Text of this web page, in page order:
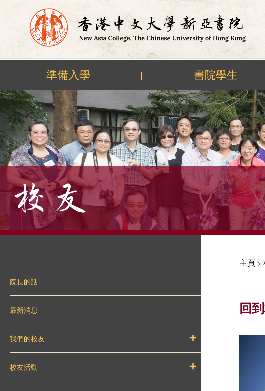
Skip
to
content
準備入學 | 書院學生
院長的話
最新消息
我們的校友
校友活動
主頁>
回